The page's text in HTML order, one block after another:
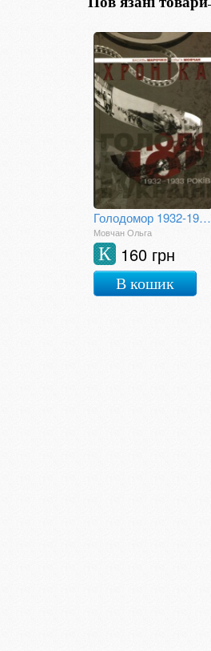
Голодомор 1932-1933 років в Україні : Хроніка
Мовчан Ольга
160 грн
К
В кошик